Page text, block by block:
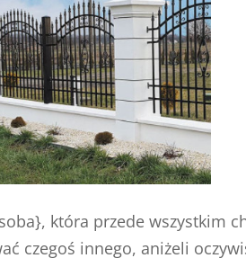
która przede wszystkim
czegoś innego, aniżeli